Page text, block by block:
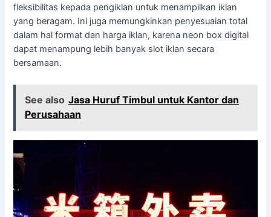
fleksibilitas kepada pengiklan untuk menampilkan iklan
yang beragam. Ini juga memungkinkan penyesuaian total
dalam hal format dan harga iklan, karena neon box digital
dapat menampung lebih banyak slot iklan secara
bersamaan.
See also Jasa Huruf Timbul untuk Kantor dan
Perusahaan